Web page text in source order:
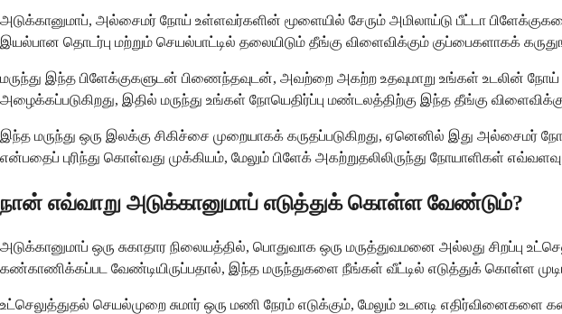
அடுக்கானுமாப், அல்சைமர் நோய் உள்ளவர்களின் மூளையில் சேரும் அமிலாய்டு பீட்டா
இயல்பான தொடர்பு மற்றும் செயல்பாட்டில் தலையிடும் தீங்கு விளைவிக்கும் குப்பைகளாகக்
மருந்து இந்த பிளேக்குகளுடன் பிணைந்தவுடன், அவற்றை அகற்ற உதவுமாறு உங்கள் உடலின் நோய்
அழைக்கப்படுகிறது, இதில் மருந்து உங்கள் நோயெதிர்ப்பு மண்டலத்திற்கு இந்த தீங்கு
இந்த மருந்து ஒரு இலக்கு சிகிச்சை முறையாகக் கருதப்படுகிறது, ஏனெனில் இது அல்சைமர்
என்பதைப் புரிந்து கொள்வது முக்கியம், மேலும் பிளேக் அகற்றுதலிலிருந்து நோயாளிகள்
நான் எவ்வாறு அடுக்கானுமாப் எடுத்துக் கொள்ள வேண்டும்?
அடுக்கானுமாப் ஒரு சுகாதார நிலையத்தில், பொதுவாக ஒரு மருத்துவமனை அல்லது சிறப்பு
கண்காணிக்கப்பட வேண்டியிருப்பதால், இந்த மருந்துகளை நீங்கள் வீட்டில் எடுத்துக் கொள்ள
உட்செலுத்துதல் செயல்முறை சுமார் ஒரு மணி நேரம் எடுக்கும், மேலும் உடனடி